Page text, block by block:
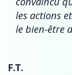
les actions
le bien-être
F.T.